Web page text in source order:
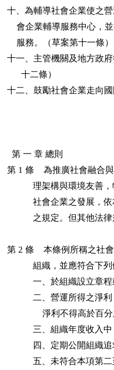
十、為輔導社會企業使之
會企業輔導服務中心
    服務。（草案第十一條）
十一、主管機關及地方政
      十二條）
十二、鼓勵社會企業走向國
  第 一 章 總則
第 1 條    為推廣社會融合
理架構與環境友善
社會企業之發展
之規定。但其他
第 2 條    本條例所稱之社
組織，並應符合下
一、於組織設立
二、營運所得之
淨利不得高於百
三、組織年度收
四、定期公開組
五、未符合本項